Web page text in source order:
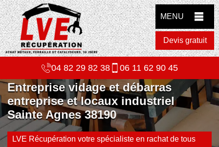
MENU
Devis gratuit
04 82 29 82 38 06 11 62 90 45
Entreprise vidage et débarras
entreprise et locaux industriel
Sainte Agnes 38190
LVE Récupération votre spécialiste en rachat de tous